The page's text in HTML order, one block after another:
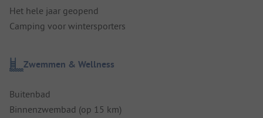
Het hele jaar geopend
Camping voor wintersporters
Zwemmen & Wellness
Buitenbad
Binnenzwembad (op 15 km)